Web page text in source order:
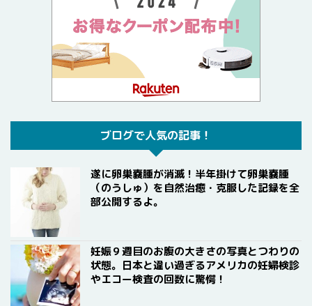
ブログで人気の記事！
遂に卵巣嚢腫が消滅！半年掛けて卵巣嚢腫
（のうしゅ）を自然治癒・克服した記録を全
部公開するよ。
妊娠９週目のお腹の大きさの写真とつわりの
状態。日本と違い過ぎるアメリカの妊婦検診
やエコー検査の回数に驚愕！